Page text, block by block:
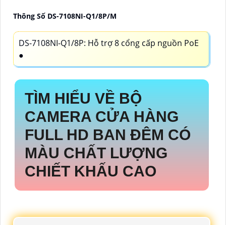
Thông Số DS-7108NI-Q1/8P/M
DS-7108NI-Q1/8P: Hỗ trợ 8 cổng cấp nguồn PoE
●
TÌM HIỂU VỀ BỘ
CAMERA CỬA HÀNG
FULL HD BAN ĐÊM CÓ
MÀU CHẤT LƯỢNG
CHIẾT KHẤU CAO